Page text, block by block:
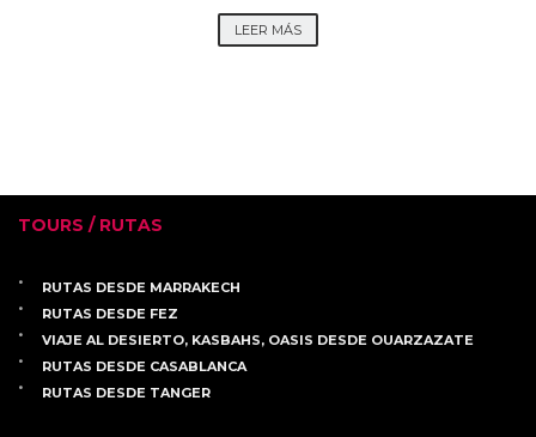
LEER MÁS
TOURS / RUTAS
RUTAS DESDE MARRAKECH
RUTAS DESDE FEZ
VIAJE AL DESIERTO, KASBAHS, OASIS DESDE OUARZAZATE
RUTAS DESDE CASABLANCA
RUTAS DESDE TANGER